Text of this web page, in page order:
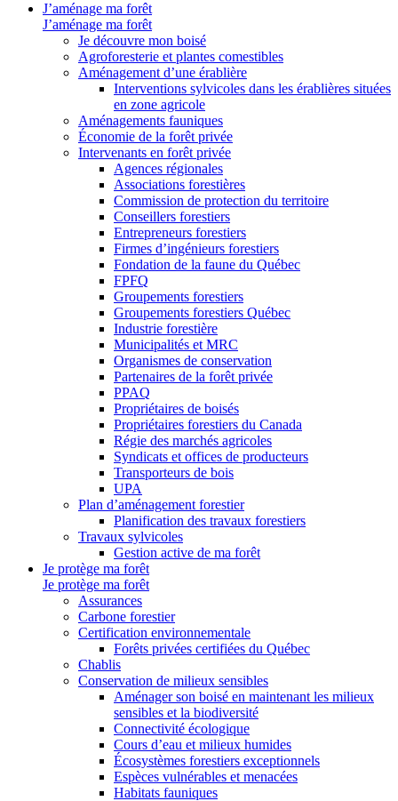
J’aménage ma forêt
J’aménage ma forêt
Je découvre mon boisé
Agroforesterie et plantes comestibles
Aménagement d’une érablière
Interventions sylvicoles dans les érablières situées
en zone agricole
Aménagements fauniques
Économie de la forêt privée
Intervenants en forêt privée
Agences régionales
Associations forestières
Commission de protection du territoire
Conseillers forestiers
Entrepreneurs forestiers
Firmes d’ingénieurs forestiers
Fondation de la faune du Québec
FPFQ
Groupements forestiers
Groupements forestiers Québec
Industrie forestière
Municipalités et MRC
Organismes de conservation
Partenaires de la forêt privée
PPAQ
Propriétaires de boisés
Propriétaires forestiers du Canada
Régie des marchés agricoles
Syndicats et offices de producteurs
Transporteurs de bois
UPA
Plan d’aménagement forestier
Planification des travaux forestiers
Travaux sylvicoles
Gestion active de ma forêt
Je protège ma forêt
Je protège ma forêt
Assurances
Carbone forestier
Certification environnementale
Forêts privées certifiées du Québec
Chablis
Conservation de milieux sensibles
Aménager son boisé en maintenant les milieux
sensibles et la biodiversité
Connectivité écologique
Cours d’eau et milieux humides
Écosystèmes forestiers exceptionnels
Espèces vulnérables et menacées
Habitats fauniques